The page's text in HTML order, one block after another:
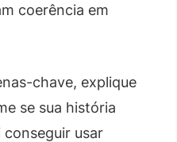
coerência em
chave, explique
se sua história
usar